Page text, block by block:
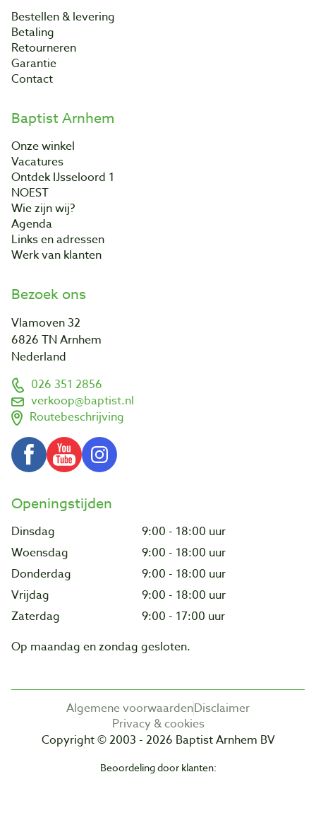
Bestellen & levering
Betaling
Retourneren
Garantie
Contact
Baptist Arnhem
Onze winkel
Vacatures
Ontdek IJsseloord 1
NOEST
Wie zijn wij?
Agenda
Links en adressen
Werk van klanten
Bezoek ons
Vlamoven 32
6826 TN Arnhem
Nederland
026 351 2856
verkoop@baptist.nl
Routebeschrijving
Openingstijden
Dinsdag
9:00 - 18:00 uur
Woensdag
9:00 - 18:00 uur
Donderdag
9:00 - 18:00 uur
Vrijdag
9:00 - 18:00 uur
Zaterdag
9:00 - 17:00 uur
Op maandag en zondag gesloten.
Algemene voorwaardenDisclaimer
Privacy & cookies
Copyright © 2003 - 2026 Baptist Arnhem BV
Beoordeling door klanten: